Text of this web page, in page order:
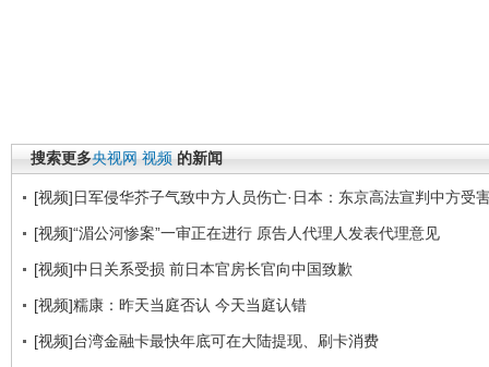
搜索更多央视网 视频 的新闻
[视频]日军侵华芥子气致中方人员伤亡·日本：东京高法宣判中方受
[视频]“湄公河惨案”一审正在进行 原告人代理人发表代理意见
[视频]中日关系受损 前日本官房长官向中国致歉
[视频]糯康：昨天当庭否认 今天当庭认错
[视频]台湾金融卡最快年底可在大陆提现、刷卡消费